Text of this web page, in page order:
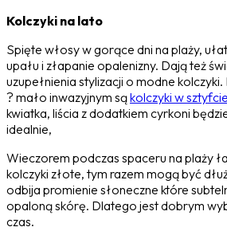
Kolczyki na lato
Spięte włosy w gorące dni na plaży,
upału i złapanie opalenizny. Dają też
uzupełnienia stylizacji o modne
? mało inwazyjnym sąkolczyki w sztyfcie
kwiatka, liścia z dodatkiem cyrkoni
idealnie,
Wieczorem podczas spaceru na plaży
kolczyki złote, tym razem mogą być
odbija promienie słoneczne które
opaloną skórę. Dlatego jest dobrym
czas.